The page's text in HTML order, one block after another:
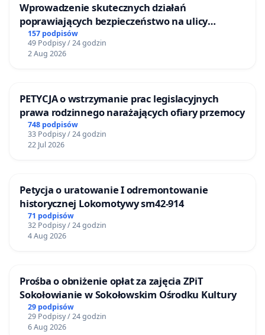
Wprowadzenie skutecznych działań
poprawiających bezpieczeństwo na ulicy
Żeromskiego w Otwocku
157 podpisów
49 Podpisy / 24 godzin
2 Aug 2026
PETYCJA o wstrzymanie prac legislacyjnych
prawa rodzinnego narażających ofiary przemocy
748 podpisów
33 Podpisy / 24 godzin
22 Jul 2026
Petycja o uratowanie I odremontowanie
historycznej Lokomotywy sm42-914
71 podpisów
32 Podpisy / 24 godzin
4 Aug 2026
Prośba o obniżenie opłat za zajęcia ZPiT
Sokołowianie w Sokołowskim Ośrodku Kultury
29 podpisów
29 Podpisy / 24 godzin
6 Aug 2026